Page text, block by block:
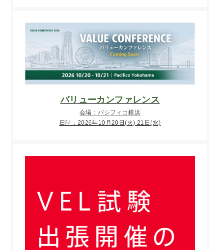
バリューカンファレンス
会場：パシフィコ横浜
日時：2026年10月20日(火) 21日(水)